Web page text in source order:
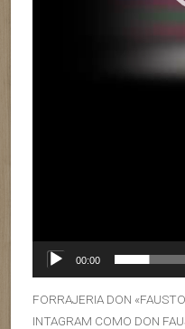
00:00
FORRAJERIA DON
INTAGRAM COMO DON